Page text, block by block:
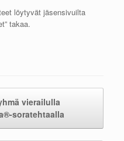
löytyvät jäsensivuilta
takaa.
vierailulla
soratehtaalla